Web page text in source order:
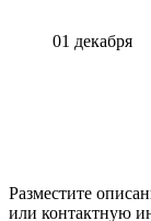
01 декабря
Разместите
или контактную